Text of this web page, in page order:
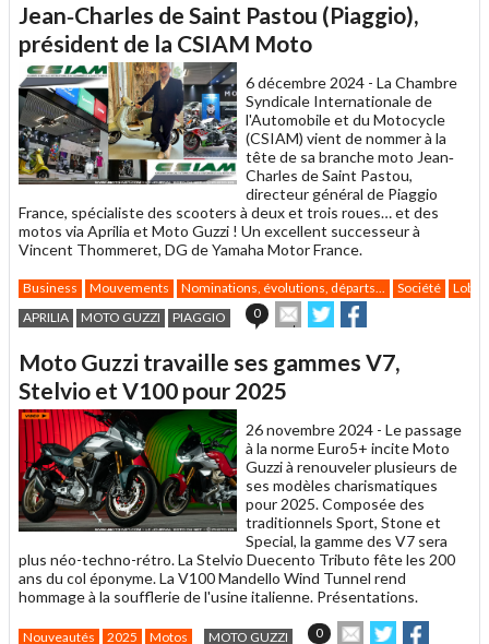
à
Jean‐Charles de Saint Pastou (Piaggio),
président de la CSIAM Moto
6 décembre 2024 - La Chambre
Syndicale Internationale de
l'Automobile et du Motocycle
(CSIAM) vient de nommer à la
tête de sa branche moto Jean‐
Charles de Saint Pastou,
directeur général de Piaggio
France, spécialiste des scooters à deux et trois roues… et des
motos via Aprilia et Moto Guzzi ! Un excellent successeur à
Vincent Thommeret, DG de Yamaha Motor France.
Business Mouvements Nominations, évolutions, départs... Société
APRILIA
MOTO GUZZI PIAGGIO 0
Envoyer
cet
à
un
ami
Partager
sur sur
Moto Guzzi travaille ses gammes V7,
Stelvio et V100 pour 2025
26 novembre 2024 - Le passage
à la norme Euro5+ incite Moto
Guzzi à renouveler plusieurs de
ses modèles charismatiques
pour 2025. Composée des
traditionnels Sport, Stone et
Special, la gamme des V7 sera
plus néo-techno-rétro. La Stelvio Duecento Tributo fête les 200
ans du col éponyme. La V100 Mandello Wind Tunnel rend
hommage à la soufflerie de l'usine italienne. Présentations.
Nouveautés 2025 Motos MOTO GUZZI 0
EnvoyerPartager